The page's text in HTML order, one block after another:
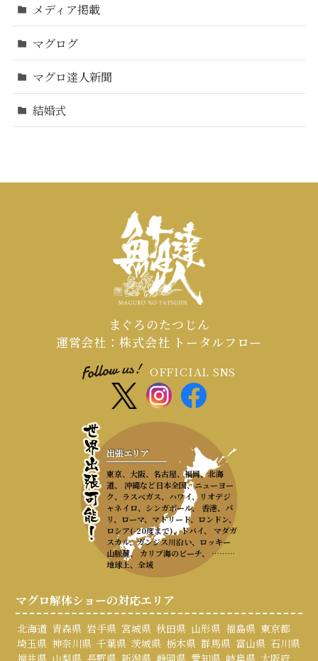
メディア掲載
マグログ
マグロ達人新聞
結婚式
まぐろのたつじん
運営会社：株式会社 トータルフロー
OFFICIAL SNS
出張エリア
東京、大阪、名古屋、福岡、北海
道、 沖縄など日本全国、ニューヨー
ク、ラスベガス、ハワイ、リオデジ
ャネイロ、シンガポール、 香港、パ
リ、ローマ、マドリード、ロンドン、
ロシア(-20度まで)、ドバイ、 マダガ
スカル、ガンジス川沿い、ロッキー
山脈麓、 カリブ海のビーチ、 ………
地球上、全域
マグロ解体ショーの対応エリア
北海道 青森県 岩手県 宮城県 秋田県 山形県 福島県 東京都
埼玉県 神奈川県 千葉県 茨城県 栃木県 群馬県 富山県 石川県
福井県 山梨県 長野県 新潟県 静岡県 愛知県 岐阜県 大阪府